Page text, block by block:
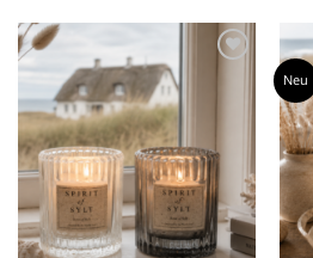
Neu